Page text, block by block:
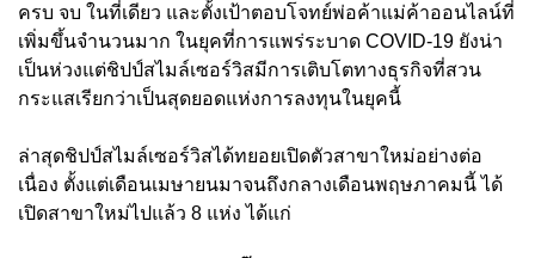
ครบ จบ ในที่เดียว และตั้งเป้าตอบโจทย์พ่อค้าแม่ค้าออนไลน์ที่
เพิ่มขึ้นจำนวนมาก ในยุคที่การแพร่ระบาด COVID-19 ยังน่า
เป็นห่วงแต่ชิปป์สไมล์เซอร์วิสมีการเติบโตทางธุรกิจที่สวน
กระแสเรียกว่าเป็นสุดยอดแห่งการลงทุนในยุคนี้
ล่าสุดชิปป์สไมล์เซอร์วิสได้ทยอยเปิดตัวสาขาใหม่อย่างต่อ
เนื่อง ตั้งแต่เดือนเมษายนมาจนถึงกลางเดือนพฤษภาคมนี้ ได้
เปิดสาขาใหม่ไปแล้ว 8 แห่ง ได้แก่